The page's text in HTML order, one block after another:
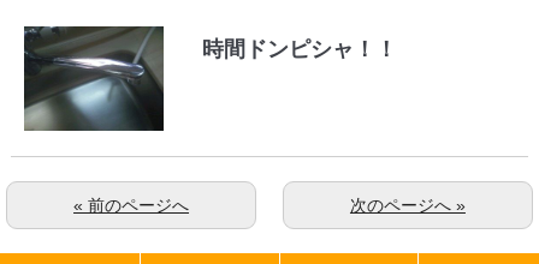
時間ドンピシャ！！
次のページへ »
« 前のページへ